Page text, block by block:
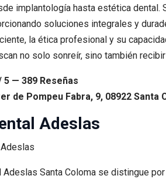
implantología hasta estética dental.
soluciones integrales y
la ética profesional y su
no solo sonreír, sino también
5 — 389 Reseñas
de Pompeu Fabra, 9, 08922 Santa
Adeslas
Adeslas Santa Coloma se distingue